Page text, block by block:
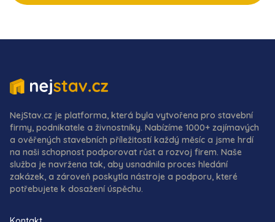
NejStav.cz je platforma, která byla vytvořena pro stavební
firmy, podnikatele a živnostníky. Nabízíme 1000+ zajímavých
a ověřených stavebních příležitostí každý měsíc a jsme hrdí
na naši schopnost podporovat růst a rozvoj firem. Naše
služba je navržena tak, aby usnadnila proces hledání
zakázek, a zároveň poskytla nástroje a podporu, které
potřebujete k dosažení úspěchu.